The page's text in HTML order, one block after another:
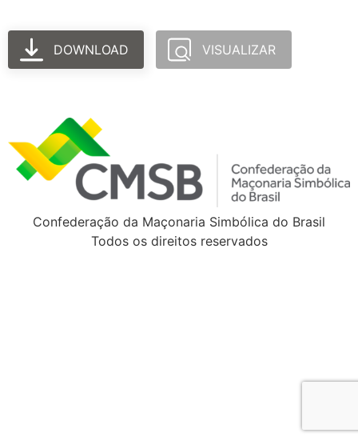
DOWNLOAD VISUALIZAR
Confederação da Maçonaria Simbólica do Brasil
Todos os direitos reservados